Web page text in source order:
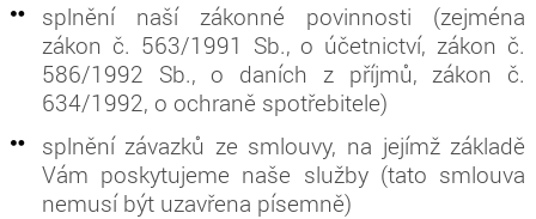
splnění naší zákonné povinnosti (zejména
zákon č. 563/1991 Sb., o účetnictví, zákon č.
586/1992 Sb., o daních z příjmů, zákon č.
634/1992, o ochraně spotřebitele)
splnění závazků ze smlouvy, na jejímž základě
Vám poskytujeme naše služby (tato smlouva
nemusí být uzavřena písemně)